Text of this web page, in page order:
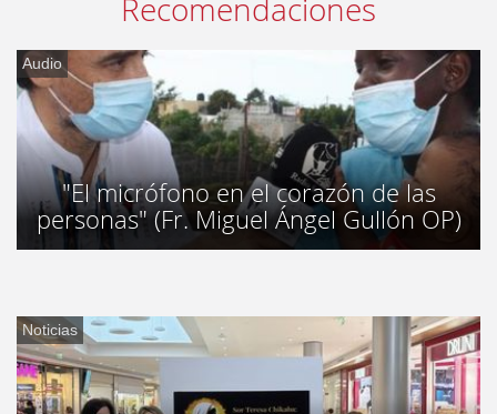
Recomendaciones
Audio
"El micrófono en el corazón de las
personas" (Fr. Miguel Ángel Gullón OP)
Noticias